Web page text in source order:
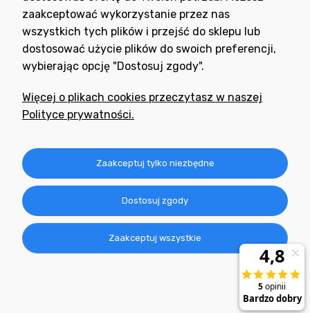
Potrzebujesz pomocy
+48 791 806 804
Informacje
Obsługa zamówień
O nas
zaakceptować wykorzystanie przez nas
wszystkich tych plików i przejść do sklepu lub
dostosować użycie plików do swoich preferencji,
wybierając opcję "Dostosuj zgody".
Więcej o plikach cookies przeczytasz w naszej
Polityce prywatności.
Zaakceptuj tylko niezbędne
Dostosuj zgody
Zaakceptuj wszystkie